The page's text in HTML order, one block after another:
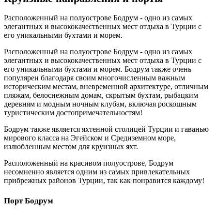
Расположенный на полуострове Бодрум - одно из самых
элегантных и высококачественных мест отдыха в Турции с
его уникальными бухтами и морем.
Расположенный на полуострове Бодрум - одно из самых
элегантных и высококачественных мест отдыха в Турции с
его уникальными бухтами и морем. Бодрум также очень
популярен благодаря своим многочисленным важным
историческим местам, вневременной архитектуре, отличным
пляжам, белоснежным домам, скрытым бухтам, рыбацким
деревням и модным ночным клубам, включая роскошным
туристическим достопримечательностям!
Бодрум также является яхтенной столицей Турции и гаванью
мирового класса на Эгейском и Средиземном море,
излюбленным местом для круизных яхт.
Расположенный на красивом полуострове, Бодрум
несомненно является одним из самых привлекательных
прибрежных районов Турции, так как понравится каждому!
Порт Бодрум